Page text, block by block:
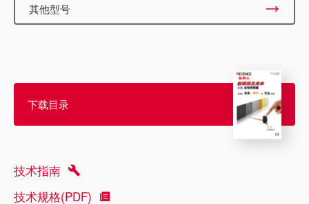
其他型号
下载目录
技术指南
技术规格(PDF)